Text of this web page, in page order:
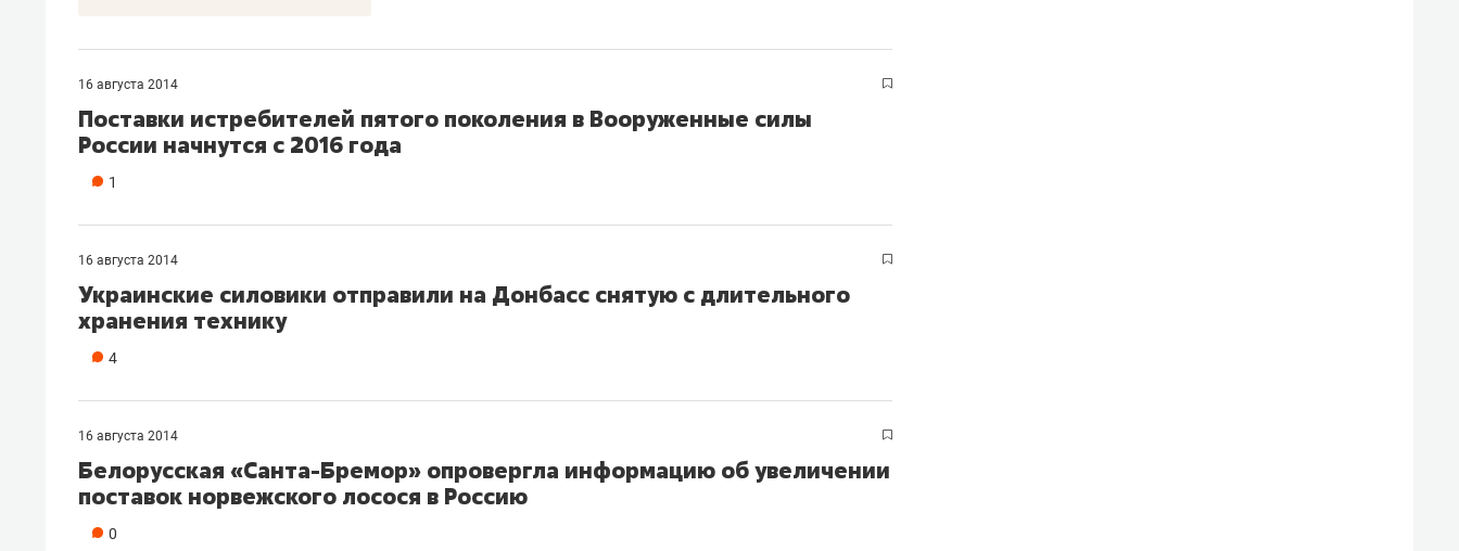
16 августа 2014
Поставки истребителей пятого поколения в Вооруженные силы
России начнутся с 2016 года
1
16 августа 2014
Украинские силовики отправили на Донбасс снятую с длительного
хранения технику
4
16 августа 2014
Белорусская «Санта-Бремор» опровергла информацию об увеличении
поставок норвежского лосося в Россию
0